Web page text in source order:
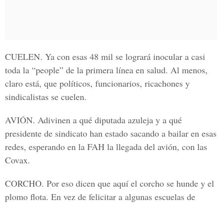
CUELEN. Ya con esas 48 mil se logrará inocular a casi
toda la “people” de la primera línea en salud. Al menos,
claro está, que políticos, funcionarios, ricachones y
sindicalistas se cuelen.
AVIÓN. Adivinen a qué diputada azuleja y a qué
presidente de sindicato han estado sacando a bailar en esas
redes, esperando en la FAH la llegada del avión, con las
Covax.
CORCHO. Por eso dicen que aquí el corcho se hunde y el
plomo flota. En vez de felicitar a algunas escuelas de